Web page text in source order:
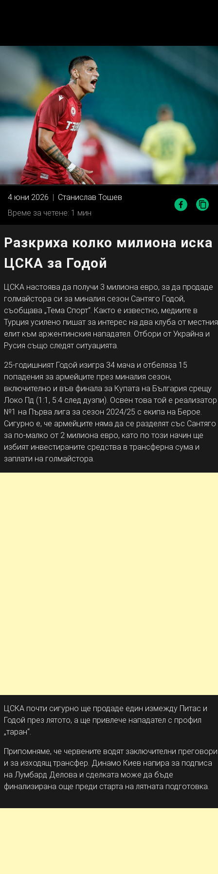
4 юни 2026 | Станислав Тошев
Време за четене: 1 мин
Разкриха колко милиона иска
ЦСКА за Годой
ЦСКА настоява да получи 3 милиона евро, за да продаде
голмайстора си за миналия сезон Сантяго Годой,
съобщава „Тема Спорт“. Както е известно, медиите в
Турция усилено пишат за интерес на два клуба от местния
елит към аржентинския нападател. Отбори от Украйна и
Русия също следят ситуацията.
25-годишният Годой изигра 34 мача и отбеляза 15
попадения за армейците през миналия сезон,
включително и във финала за Купата на България срещу
Локо Пд (1:1, 5:4 след дузпи). Освен това той е реализатор
№1 на Първа лига за сезон 2024/25 с екипа на Берое.
Сигурно е, че армейците няма да се разделят със Сантяго
за по-малко от 2 милиона евро, като по този начин ще
избият инвестираните средства в трансферна сума и
заплати на голмайстора.
ЦСКА почти сигурно ще продаде един измежду Питас и
Годой през лятото, а ще привлече нападател с профил
„таран“.
Припомняме, че червените водят заключителни преговори
и за изходящ трансфер. Динамо Киев напира за подписа
на Лумбард Делова и сделката може да бъде
финализирана още преди старта на лятната подготовка.